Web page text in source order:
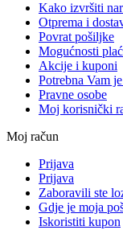
Kako izvršiti
Otprema i
Povrat pošiljke
Mogućnosti
Akcije i kuponi
Potrebna Vam
Pravne osobe
Moj korisnički
Moj račun
Prijava
Prijava
Zaboravili ste
Gdje je moja
Iskoristiti kupon